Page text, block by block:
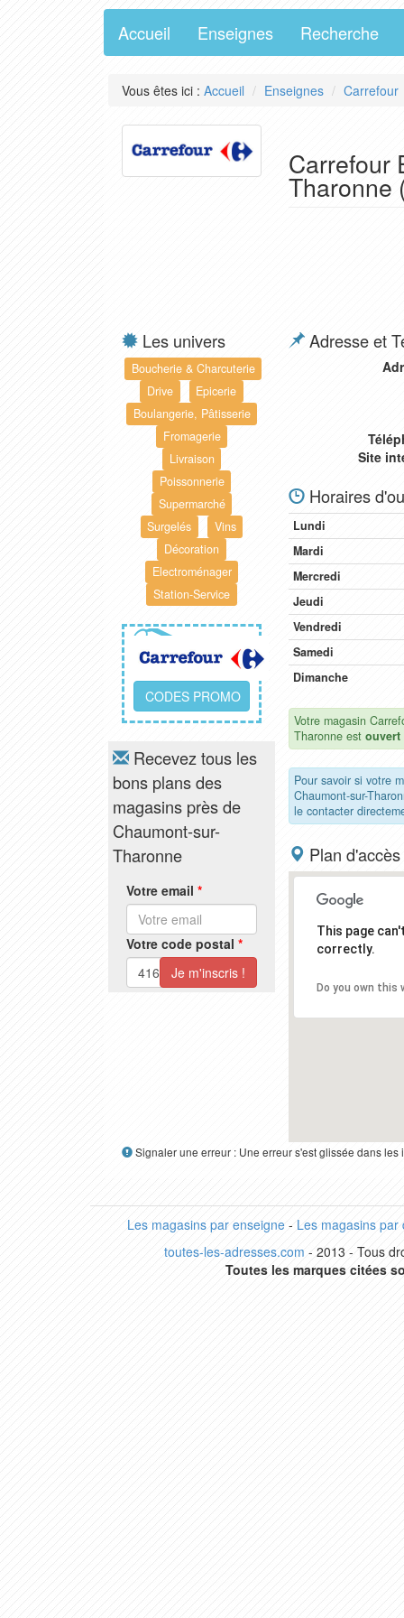
Accueil Enseignes Recherche
Vous êtes ici : Accueil Enseignes Carrefour
Carrefour
Tharonne
Les univers
Boucherie & Charcuterie
Drive
Epicerie
Boulangerie, Pâtisserie
Fromagerie
Livraison
Poissonnerie
Supermarché
Surgelés
Vins
Décoration
Electroménager
Station-Service
CODES PROMO
Recevez tous les
bons plans des
magasins près de
Chaumont-sur-
Tharonne
Votre email *
Votre code postal *
Adresse et
Site
Horaires
Lundi
Mardi
Mercredi
Jeudi
Vendredi
Samedi
Dimanche
Votre magasin
Tharonne est ouvert
Pour savoir si votre
Chaumont-sur-
le contacter
Plan d'accès
This page
correctly.
Do you own this
Signaler une erreur : Une erreur s'est glissée dans
Les magasins par enseigne- Les magasins par
toutes-les-adresses.com - 2013 - Tous
Toutes les marques citées